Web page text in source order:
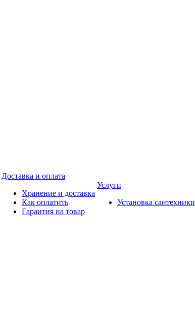
Доставка и оплата
Хранение и доставка
Как оплатить
Гарантия на товар
Услуги
Установка сантехники